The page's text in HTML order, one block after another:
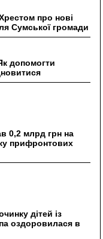
про нові
Сумської громади
допомогти
0,2 млрд грн на
прифронтових
дітей із
оздоровилася в